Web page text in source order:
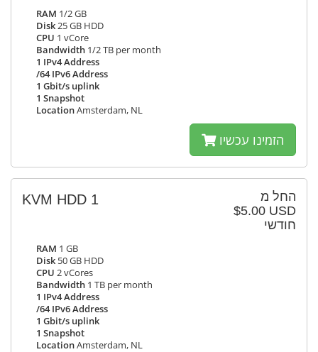
RAM 1/2 GB
Disk25 GB HDD
CPU 1 vCore
Bandwidth 1/2 TB per month
1 IPv4 Address
/64 IPv6 Address
1 Gbit/s uplink
1 Snapshot
LocationAmsterdam, NL
הזמינו עכשיו
החל מ
$5.00 USD
חודשי
KVM HDD 1
RAM 1 GB
Disk 50 GB HDD
CPU 2 vCores
Bandwidth 1 TB per month
1 IPv4 Address
/64 IPv6 Address
1 Gbit/s uplink
1 Snapshot
LocationAmsterdam, NL